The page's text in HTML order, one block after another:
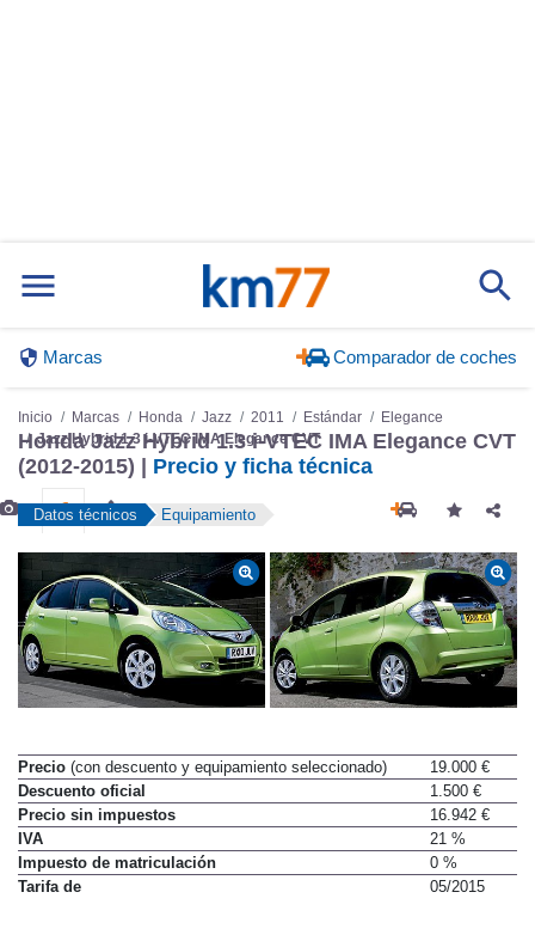
Marcas Comparador de coches
Inicio Marcas Honda Jazz 2011 Estándar
Elegance
Jazz Hybrid 1.3 i-VTEC IMA Elegance CVT
Honda Jazz Hybrid 1.3 i-VTEC IMA Elegance CVT
(2012-2015) | Precio y ficha técnica
Datos técnicos Equipamiento
Precio (con descuento y equipamiento seleccionado)
19.000 €
Descuento oficial
1.500 €
Precio sin impuestos
16.942 €
IVA
21 %
Impuesto de matriculación
0 %
Tarifa de
05/2015